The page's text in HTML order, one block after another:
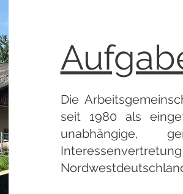
Die
seit 1980 als
unabhängige,